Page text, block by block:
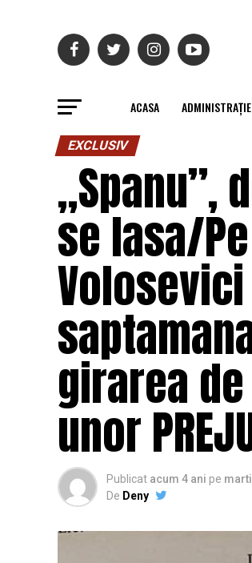
ACASA
EXCLUSIV
„Spanu”,
se lasa/
girarea
unor
Publicat acum 4 ani pe
De Deny